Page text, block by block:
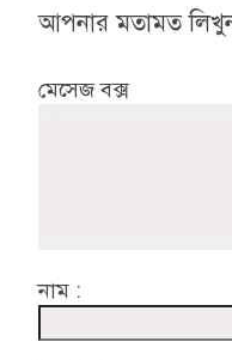
আপনার মতামত
মেসেজ বক্স
নাম :